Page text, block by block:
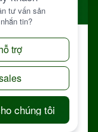
6丁目308番地 ファミ